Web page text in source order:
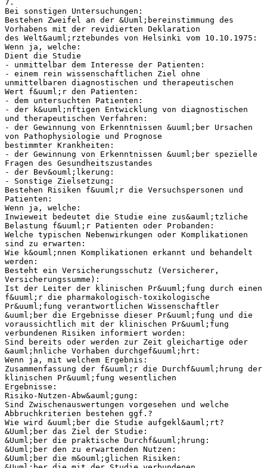
7.
Bei sonstigen Untersuchungen:
Bestehen Zweifel an der &Uuml;bereinstimmung des
Vorhabens mit der revidierten Deklaration
des Welt&auml;rztebundes von Helsinki vom 10.10.1975:
Wenn ja, welche:
Dient die Studie
- unmittelbar dem Interesse der Patienten:
- einem rein wissenschaftlichen Ziel ohne
unmittelbaren diagnostischen und therapeutischen
Wert f&uuml;r den Patienten:
- dem untersuchten Patienten:
- der k&uuml;nftigen Entwicklung von diagnostischen
und therapeutischen Verfahren:
- der Gewinnung von Erkenntnissen &uuml;ber Ursachen
von Pathophysiologie und Prognose
bestimmter Krankheiten:
- der Gewinnung von Erkenntnissen &uuml;ber spezielle
Fragen des Gesundheitszustandes
- der Bev&ouml;lkerung:
- Sonstige Zielsetzung:
Bestehen Risiken f&uuml;r die Versuchspersonen und
Patienten:
Wenn ja, welche:
Inwieweit bedeutet die Studie eine zus&auml;tzliche
Belastung f&uuml;r Patienten oder Probanden:
Welche typischen Nebenwirkungen oder Komplikationen
sind zu erwarten:
Wie k&ouml;nnen Komplikationen erkannt und behandelt
werden:
Besteht ein Versicherungsschutz (Versicherer,
Versicherungssumme):
Ist der Leiter der klinischen Pr&uuml;fung durch einen
f&uuml;r die pharmakologisch-toxikologische
Pr&uuml;fung verantwortlichen Wissenschaftler
&uuml;ber die Ergebnisse dieser Pr&uuml;fung und die
voraussichtlich mit der klinischen Pr&uuml;fung
verbundenen Risiken informiert worden:
Sind bereits oder werden zur Zeit gleichartige oder
&auml;hnliche Vorhaben durchgef&uuml;hrt:
Wenn ja, mit welchem Ergebnis:
Zusammenfassung der f&uuml;r die Durchf&uuml;hrung der
klinischen Pr&uuml;fung wesentlichen
Ergebnisse:
Risiko-Nutzen-Abw&auml;gung:
Sind Zwischenauswertungen vorgesehen und welche
Abbruchkriterien bestehen ggf.?
Wie wird &uuml;ber die Studie aufgekl&auml;rt?
&Uuml;ber das Ziel der Studie:
&Uuml;ber die praktische Durchf&uuml;hrung:
&Uuml;ber den zu erwartenden Nutzen:
&Uuml;ber die m&ouml;glichen Risiken: